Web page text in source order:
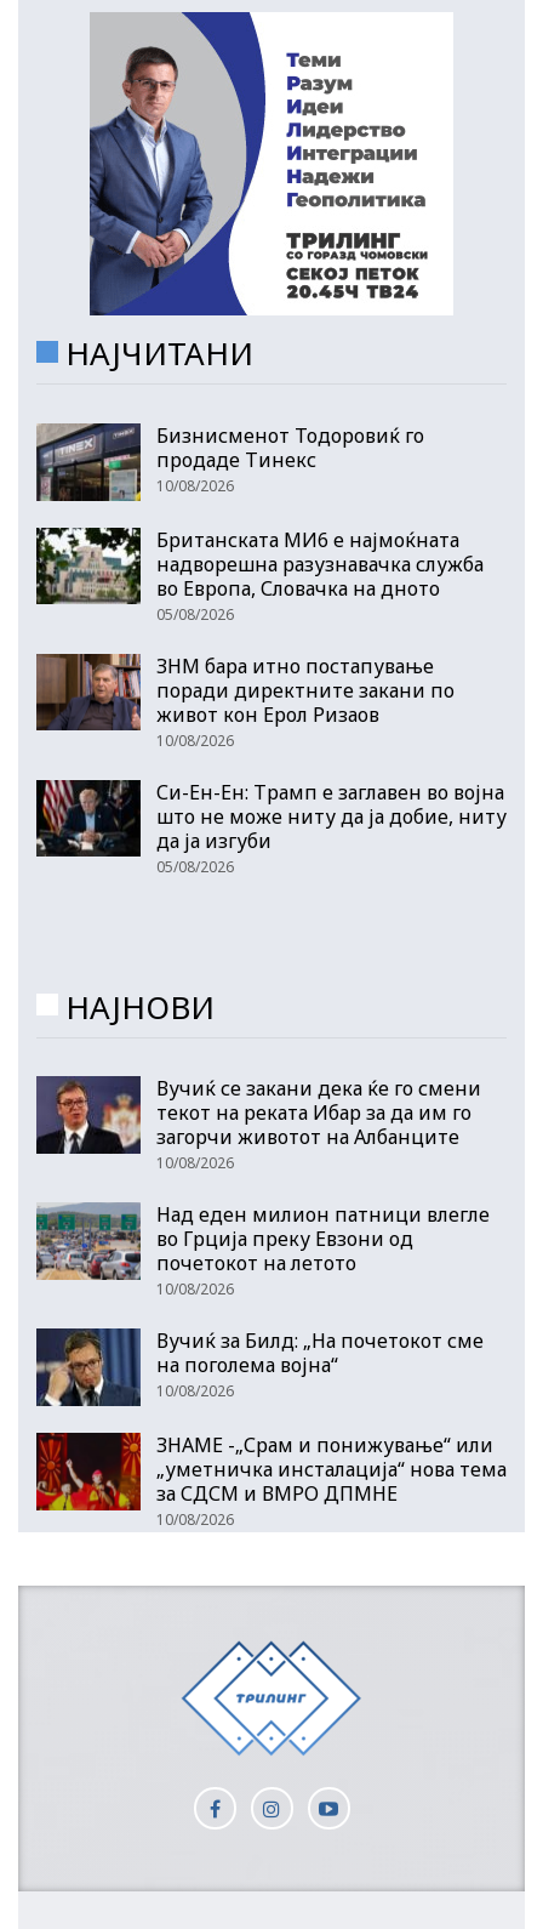
НАЈЧИТАНИ
Бизнисменот Тодоровиќ го
продаде Тинекс
10/08/2026
Британската МИ6 е најмоќната
надворешна разузнавачка служба
во Европа, Словачка на дното
05/08/2026
ЗНМ бара итно постапување
поради директните закани по
живот кон Ерол Ризаов
10/08/2026
Си-Ен-Ен: Трамп е заглавен во војна
што не може ниту да ја добие, ниту
да ја изгуби
05/08/2026
НАЈНОВИ
Вучиќ се закани дека ќе го смени
текот на реката Ибар за да им го
загорчи животот на Албанците
10/08/2026
Над еден милион патници влегле
во Грција преку Евзони од
почетокот на летото
10/08/2026
Вучиќ за Билд: „На почетокот сме
на поголема војна“
10/08/2026
ЗНАМЕ -„Срам и понижување“ или
„уметничка инсталација“ нова тема
за СДСМ и ВМРО ДПМНЕ
10/08/2026